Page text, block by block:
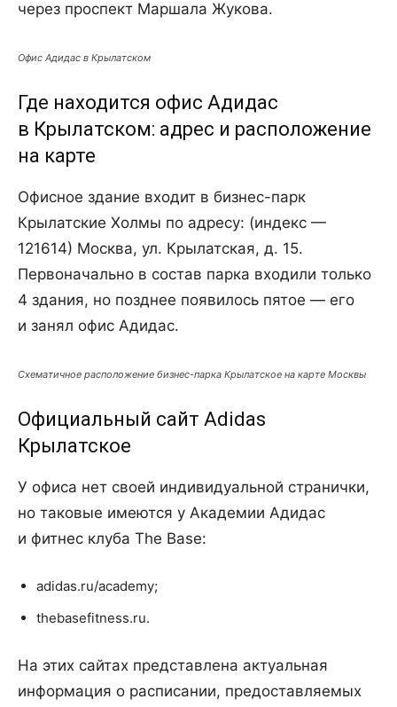
через проспект Маршала Жукова.
Офис Адидас в Крылатском
Где находится офис Адидас
в Крылатском: адрес и расположение
на карте
Офисное здание входит в бизнес-парк
Крылатские Холмы по адресу: (индекс —
121614) Москва, ул. Крылатская, д. 15.
Первоначально в состав парка входили только
4 здания, но позднее появилось пятое — его
и занял офис Адидас.
Схематичное расположение бизнес-парка Крылатское на карте Москвы
Официальный сайт Adidas
Крылатское
У офиса нет своей индивидуальной странички,
но таковые имеются у Академии Адидас
и фитнес клуба The Base:
adidas.ru/academy;
thebasefitness.ru.
На этих сайтах представлена актуальная
информация о расписании, предоставляемых